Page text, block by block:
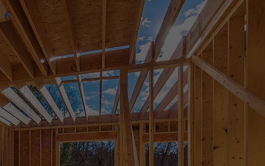
Österreich
Polska
polski
Portugal
português
România
Română
Schweiz